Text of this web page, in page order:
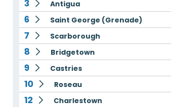
3 Antigua
6 Saint George (Grenade)
7 Scarborough
8 Bridgetown
9 Castries
10 Roseau
12 Charlestown